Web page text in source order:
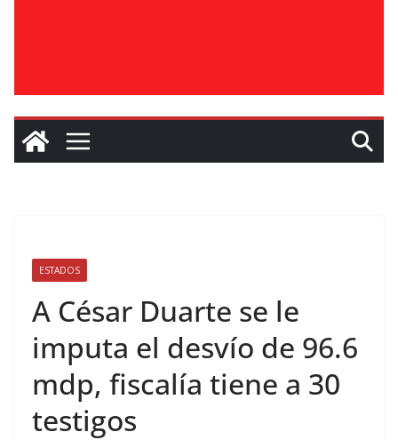
ESTADOS
A César Duarte se le
imputa el desvío de 96.6
mdp, fiscalía tiene a 30
testigos